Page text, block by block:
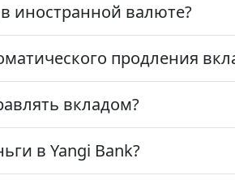
иностранной валюте?
продления
вкладом?
в Yangi Bank?